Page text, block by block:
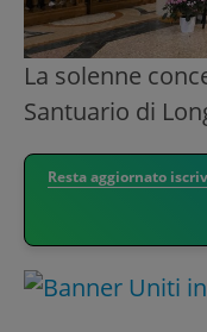
La solenne
Santuario di
Resta aggiornato